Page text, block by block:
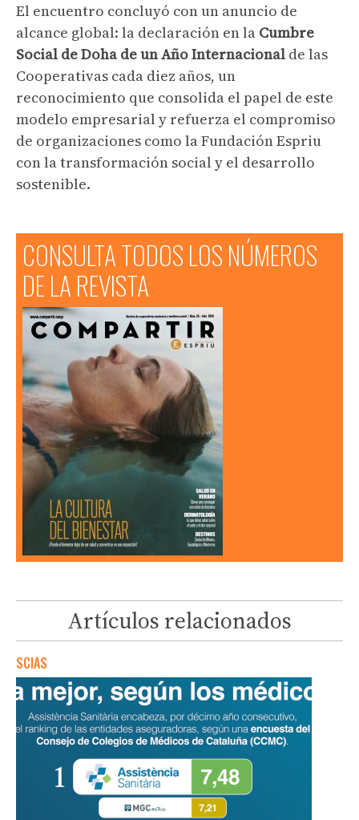
El encuentro concluyó con un anuncio de
alcance global: la declaración en la Cumbre
Social de Doha de un Año Internacional de las
Cooperativas cada diez años, un
reconocimiento que consolida el papel de este
modelo empresarial y refuerza el compromiso
de organizaciones como la Fundación Espriu
con la transformación social y el desarrollo
sostenible.
CONSULTA TODOS LOS NÚMEROS
DE LA REVISTA
Artículos relacionados
SCIAS